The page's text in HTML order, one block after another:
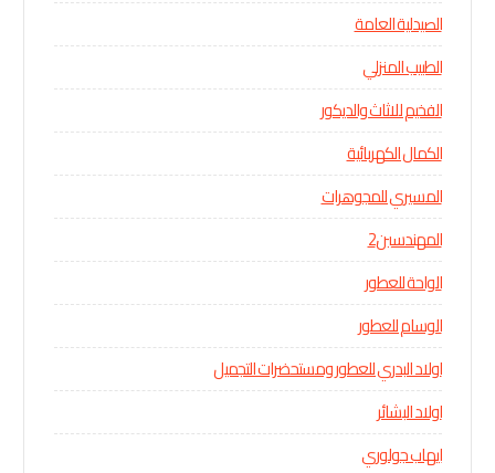
الصيدلية العامة
الطبيب المنزلي
الفخيم للاثاث والديكور
الكمال الكهربائية
المسيري للمجوهرات
المهندسين2
الواحة للعطور
الوسام للعطور
اولاد البدري للعطور ومستحضرات التجميل
اولاد البشائر
ايهاب جولوري